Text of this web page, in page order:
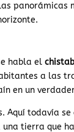
panorámicas
habla el
a las
en un
Aquí todavía
tierra que